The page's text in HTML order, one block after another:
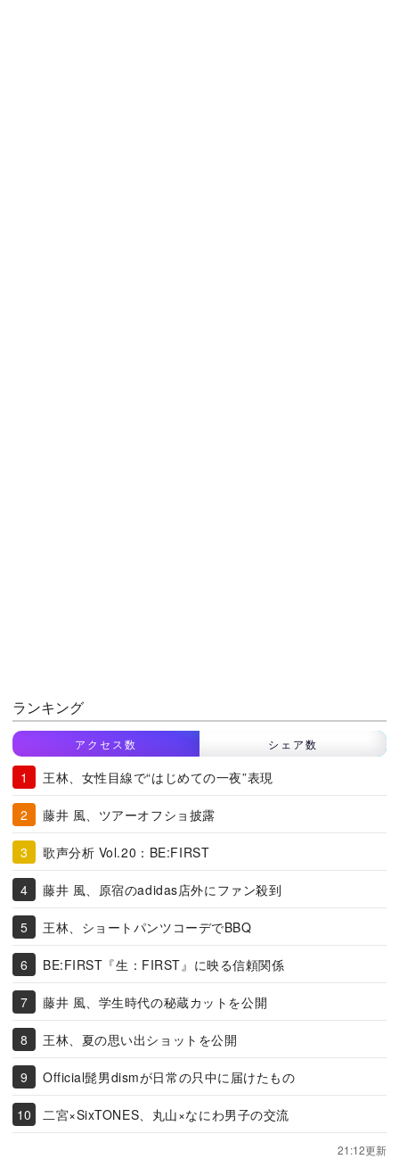
ランキング
アクセス数 シェア数
王林、女性目線で“はじめての一夜”表現
藤井 風、ツアーオフショ披露
歌声分析 Vol.20：BE:FIRST
藤井 風、原宿のadidas店外にファン殺到
王林、ショートパンツコーデでBBQ
BE:FIRST『生：FIRST』に映る信頼関係
藤井 風、学生時代の秘蔵カットを公開
王林、夏の思い出ショットを公開
Official髭男dismが日常の只中に届けたもの
二宮×SixTONES、丸山×なにわ男子の交流
21:12更新